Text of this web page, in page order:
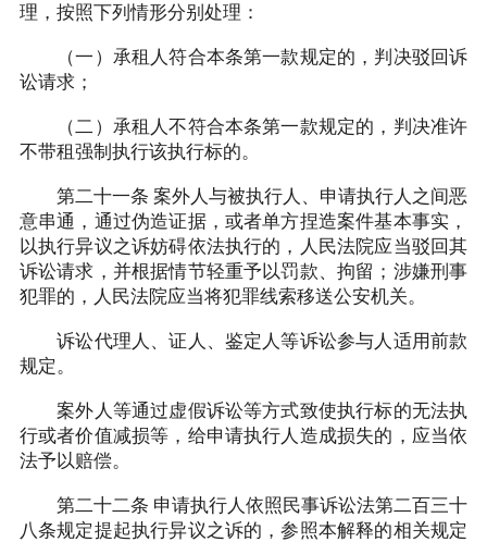
理，按照下列情形分别处理：
（一）承租人符合本条第一款规定的，判决驳回诉
讼请求；
（二）承租人不符合本条第一款规定的，判决准许
不带租强制执行该执行标的。
第二十一条 案外人与被执行人、申请执行人之间恶
意串通，通过伪造证据，或者单方捏造案件基本事实，
以执行异议之诉妨碍依法执行的，人民法院应当驳回其
诉讼请求，并根据情节轻重予以罚款、拘留；涉嫌刑事
犯罪的，人民法院应当将犯罪线索移送公安机关。
诉讼代理人、证人、鉴定人等诉讼参与人适用前款
规定。
案外人等通过虚假诉讼等方式致使执行标的无法执
行或者价值减损等，给申请执行人造成损失的，应当依
法予以赔偿。
第二十二条 申请执行人依照民事诉讼法第二百三十
八条规定提起执行异议之诉的，参照本解释的相关规定